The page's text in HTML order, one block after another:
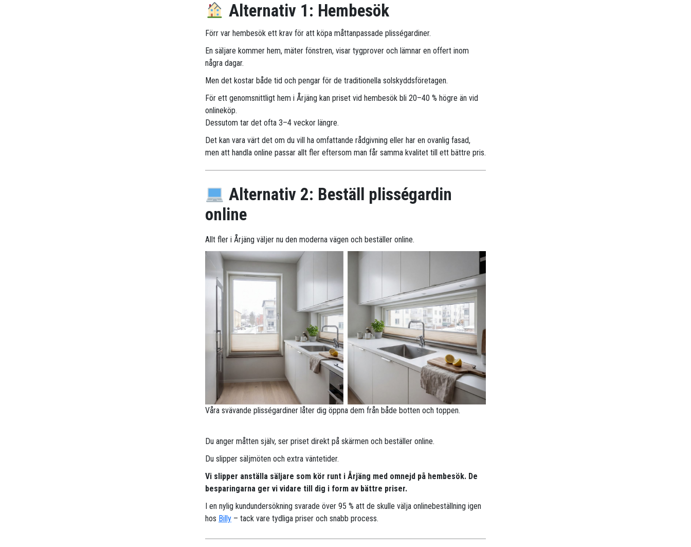
Alternativ 1: Hembesök
Förr var hembesök ett krav för att köpa måttanpassade plisségardiner.
En säljare kommer hem, mäter fönstren, visar tygprover och lämnar en offert inom
några dagar.
Men det kostar både tid och pengar för de traditionella solskyddsföretagen.
För ett genomsnittligt hem i Årjäng kan priset vid hembesök bli 20–40 % högre än vid
onlineköp.
Dessutom tar det ofta 3–4 veckor längre.
Det kan vara värt det om du vill ha omfattande rådgivning eller har en ovanlig fasad,
men att handla online passar allt fler eftersom man får samma kvalitet till ett bättre pris.
Alternativ 2: Beställ plisségardin
online
Allt fler i Årjäng väljer nu den moderna vägen och beställer online.
Våra svävande plisségardiner låter dig öppna dem från både botten och toppen.
Du anger måtten själv, ser priset direkt på skärmen och beställer online.
Du slipper säljmöten och extra väntetider.
Vi slipper anställa säljare som kör runt i Årjäng med omnejd på hembesök. De
besparingarna ger vi vidare till dig i form av bättre priser.
I en nylig kundundersökning svarade över 95 % att de skulle välja onlinebeställning igen
hos Billy – tack vare tydliga priser och snabb process.